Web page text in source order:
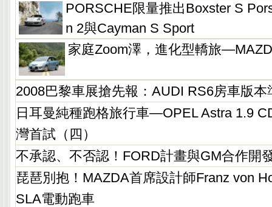
PORSCHE限量推出Boxster S
n 2與Cayman S Sport
家庭Zoom澤，進化型轎旅
2008巴黎車展搶先報：AUDI RS6房車版本
日耳曼純種跑格旅行車—OPEL Astra 1.9
灣首試（四）
不承認、不否認！FORD計畫與GM合作開
琵琶別抱！MAZDA首席設計師Franz von
SLA電動跑車